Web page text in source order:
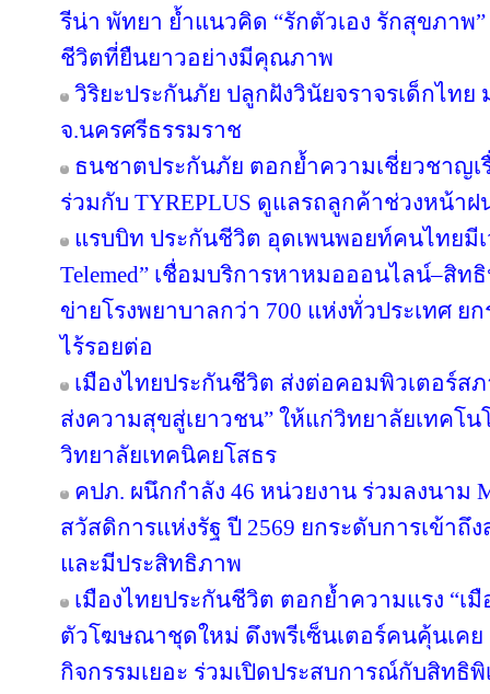
รีน่า พัทยา ย้ำแนวคิด “รักตัวเอง รักสุขภาพ
ชีวิตที่ยืนยาวอย่างมีคุณภาพ
วิริยะประกันภัย ปลูกฝังวินัยจราจรเด็กไท
จ.นครศรีธรรมราช
ธนชาตประกันภัย ตอกย้ำความเชี่ยวชาญเ
ร่วมกับ TYREPLUS ดูแลรถลูกค้าช่วงหน้า
แรบบิท ประกันชีวิต อุดเพนพอยท์คนไทยมีเ
Telemed” เชื่อมบริการหาหมอออนไลน์–สิ
ข่ายโรงพยาบาลกว่า 700 แห่งทั่วประเทศ
ไร้รอยต่อ
เมืองไทยประกันชีวิต ส่งต่อคอมพิวเตอร์ส
ส่งความสุขสู่เยาวชน” ให้แก่วิทยาลัยเทคโ
วิทยาลัยเทคนิคยโสธร
คปภ. ผนึกกำลัง 46 หน่วยงาน ร่วมลงนาม
สวัสดิการแห่งรัฐ ปี 2569 ยกระดับการเข้าถึ
และมีประสิทธิภาพ
เมืองไทยประกันชีวิต ตอกย้ำความแรง “เ
ตัวโฆษณาชุดใหม่ ดึงพรีเซ็นเตอร์คนคุ้นเค
กิจกรรมเยอะ ร่วมเปิดประสบการณ์กับสิทธิ